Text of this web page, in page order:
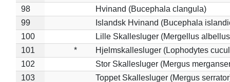
98
Hvinand (Bucephala clangula)
99
Islandsk Hvinand (Bucephala
100
Lille Skallesluger (Mergellus
101
*
Hjelmskallesluger (Lophodytes
102
Stor Skallesluger (Mergus
103
Toppet Skallesluger (Mergus